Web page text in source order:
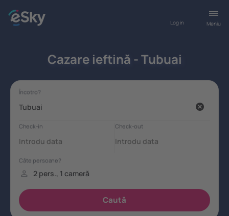
Meniu
Log in
Cazare ieftină - Tubuai